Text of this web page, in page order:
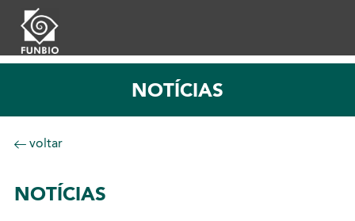
NOTÍCIAS
voltar
NOTÍCIAS